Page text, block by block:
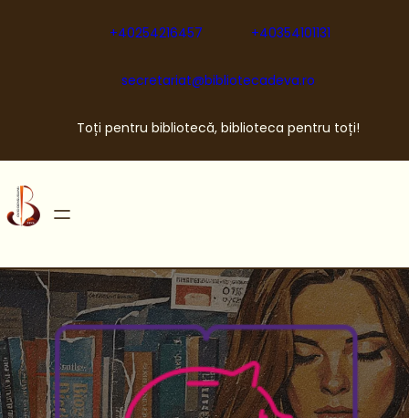
+40254216457 +40354101131
secretariat@bibliotecadeva.ro
Toți pentru bibliotecă, biblioteca pentru toți!